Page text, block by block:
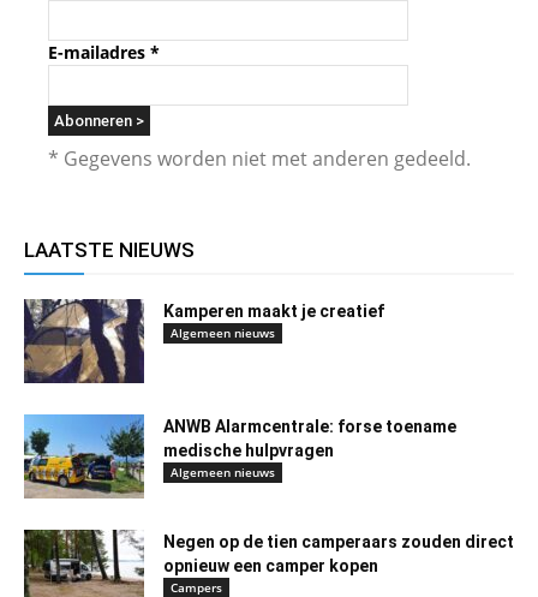
E-mailadres *
* Gegevens worden niet met anderen gedeeld.
LAATSTE NIEUWS
Kamperen maakt je creatief
Algemeen nieuws
ANWB Alarmcentrale: forse toename
medische hulpvragen
Algemeen nieuws
Negen op de tien camperaars zouden direct
opnieuw een camper kopen
Campers